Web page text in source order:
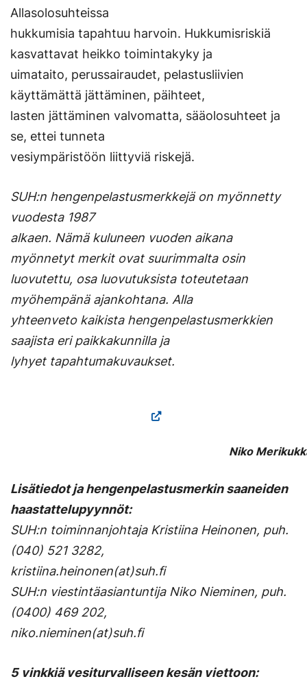
Allasolosuhteissa
hukkumisia tapahtuu harvoin. Hukkumisriskiä
kasvattavat heikko toimintakyky ja
uimataito, perussairaudet, pelastusliivien
käyttämättä jättäminen, päihteet,
lasten jättäminen valvomatta, sääolosuhteet ja
se, ettei tunneta
vesiympäristöön liittyviä riskejä.
SUH:n hengenpelastusmerkkejä on myönnetty
vuodesta 1987
alkaen. Nämä kuluneen vuoden aikana
myönnetyt merkit ovat suurimmalta osin
luovutettu, osa luovutuksista toteutetaan
myöhempänä ajankohtana. Alla
yhteenveto kaikista hengenpelastusmerkkien
saajista eri paikkakunnilla ja
lyhyet tapahtumakuvaukset.
Niko
Lisätiedot ja hengenpelastusmerkin saaneiden
haastattelupyynnöt:
SUH:n toiminnanjohtaja Kristiina Heinonen, puh.
(040) 521 3282,
kristiina.heinonen(at)suh.fi
SUH:n viestintäasiantuntija Niko Nieminen, puh.
(0400) 469 202,
niko.nieminen(at)suh.fi
5 vinkkiä vesiturvalliseen kesän viettoon: